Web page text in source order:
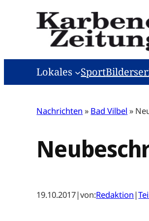
Lokales Sport
Nachrichten » Bad Vilbel »
19.10.2017|von:Redaktion |